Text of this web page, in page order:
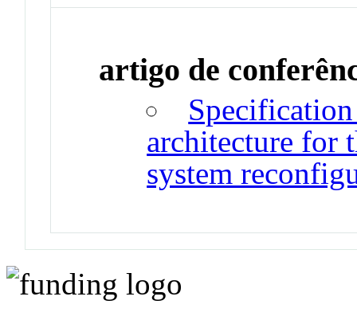
artigo de
architecture for
system